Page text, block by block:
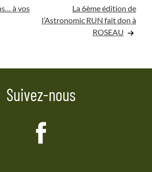
à vos
La 6ème édition de
l’Astronomic RUN fait don à
ROSEAU
Suivez-nous